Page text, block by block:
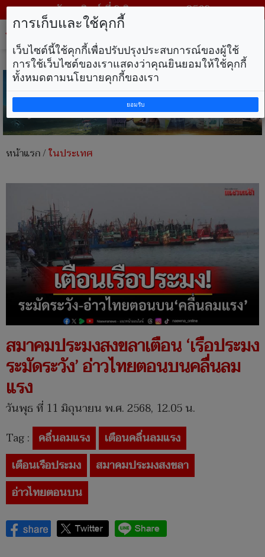
วันอาทิตย์ ที่ 9 สิงหาคม พ.ศ. 2569
หน้าแรก/ในประเทศ
สมาคมประมงสงขลาเตือน ‘เรือประมง
ระมัดระวัง’ อ่าวไทยตอนบนคลื่นลม
แรง
วันพุธ ที่ 11 มิถุนายน พ.ศ. 2568, 12.05 น.
Tag : คลื่นลมแรง
เตือนคลื่นลมแรง
เตือนเรือประมง
สมาคมประมงสงขลา
อ่าวไทยตอนบน
การเก็บและใช้คุกกี้
เว็บไซต์นี้ใช้คุกกี้เพื่อปรับปรุงประสบการณ์ของผู้ใช้
การใช้เว็บไซต์ของเราแสดงว่าคุณยินยอมให้ใช้คุกกี้
ทั้งหมดตามนโยบายคุกกี้ของเรา
ยอมรับ